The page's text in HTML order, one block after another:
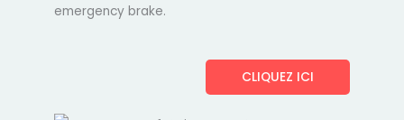
emergency brake.
CLIQUEZ ICI